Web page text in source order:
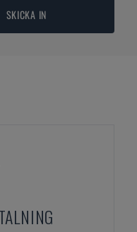
SKICKA IN